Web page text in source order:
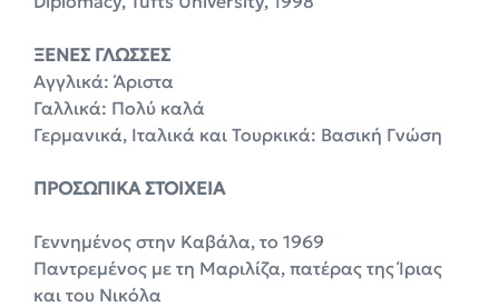
ΞΕΝΕΣ ΓΛΩΣΣΕΣ
Αγγλικά: Άριστα
Γαλλικά: Πολύ καλά
Γερμανικά, Ιταλικά και Τουρκικά: Βασική Γνώση
ΠΡΟΣΩΠΙΚΑ ΣΤΟΙΧΕΙΑ
Γεννημένος στην Καβάλα, το 1969
Παντρεμένος με τη Μαριλίζα, πατέρας της Ίριας
και του Νικόλα